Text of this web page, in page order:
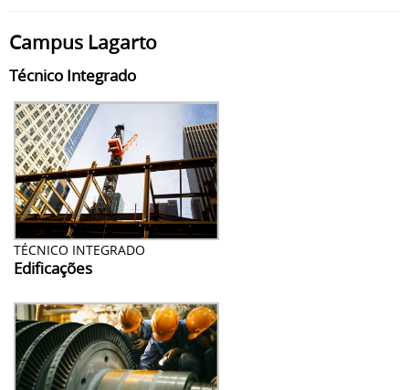
Campus Lagarto
Técnico Integrado
TÉCNICO INTEGRADO
Edificações